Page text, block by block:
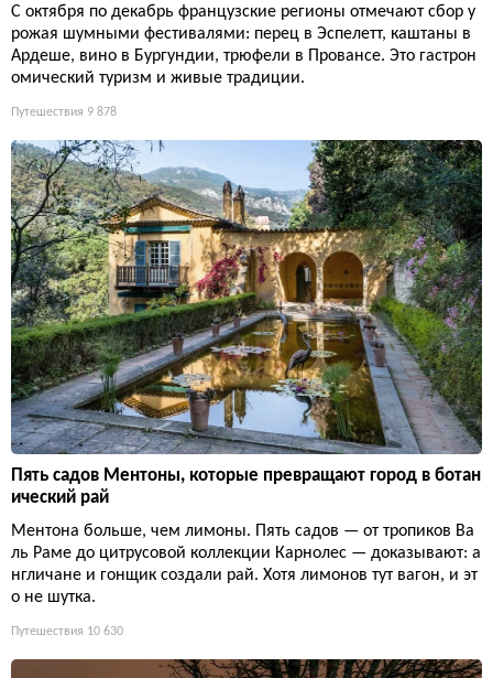
С октября по декабрь французские регионы отмечают сбор у
рожая шумными фестивалями: перец в Эспелетт, каштаны в
Ардеше, вино в Бургундии, трюфели в Провансе. Это гастрон
омический туризм и живые традиции.
Путешествия 9 878
Пять садов Ментоны, которые превращают город в ботан
ический рай
Ментона больше, чем лимоны. Пять садов — от тропиков Ва
ль Раме до цитрусовой коллекции Карнолес — доказывают: а
нгличане и гонщик создали рай. Хотя лимонов тут вагон, и эт
о не шутка.
Путешествия 10 630